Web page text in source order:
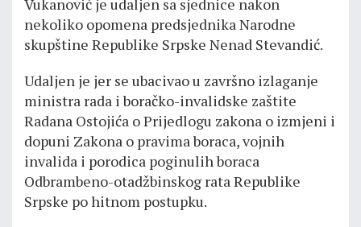
Vukanović je udaljen sa sjednice nakon
nekoliko opomena predsjednika Narodne
skupštine Republike Srpske Nenad Stevandić.
Udaljen je jer se ubacivao u završno izlaganje
ministra rada i boračko-invalidske zaštite
Radana Ostojića o Prijedlogu zakona o izmjeni i
dopuni Zakona o pravima boraca, vojnih
invalida i porodica poginulih boraca
Odbrambeno-otadžbinskog rata Republike
Srpske po hitnom postupku.